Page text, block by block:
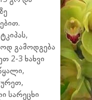
გამოდგება
2-3 ხახვი
სარეცხი